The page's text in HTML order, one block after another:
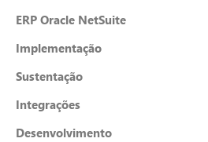
ERP Oracle NetSuite
Implementação
Sustentação
Integrações
Desenvolvimento